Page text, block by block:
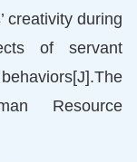
creativity during
of servant
Resource